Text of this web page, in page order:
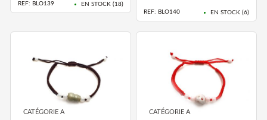
REF: BLO139 EN STOCK ( 18)
REF: BLO140 EN STOCK (6)
CATÉGORIE A CATÉGORIE A